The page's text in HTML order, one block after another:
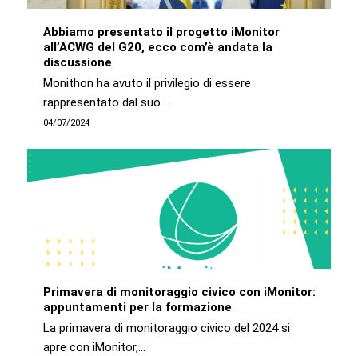
Abbiamo presentato il progetto iMonitor
all’ACWG del G20, ecco com’è andata la
discussione
Monithon ha avuto il privilegio di essere
rappresentato dal suo…
04/07/2024
Primavera di monitoraggio civico con iMonitor:
appuntamenti per la formazione
La primavera di monitoraggio civico del 2024 si
apre con iMonitor,…